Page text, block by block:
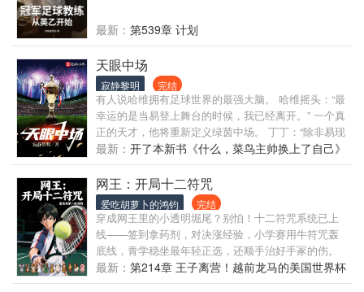
赛中扑出五颗点球的？ 陆阳：这就要从我抽中圣托尔
多的时刻卡说起了…… 陆阳：好了，你问了我这么
多，现在该我问你了。你有没有觉得，巴伊扎米那小
子长得很像忍者神龟和魔人布欧？ 巴伊扎米：陆哥，
你这是在骂我长得丑？ 陆阳：别瞎说，这是我们那里
对年轻前锋最大的褒奖！ 【书友群关心来聊：
725497461】
最新： 第539章 计划
天眼中场
寂静黎明 完结
有人说哈维拥有足球世界的最强大脑。 哈维摇头：“最
幸运的是当易登上舞台的时候，我已经离开。” 一个真
正的天才，他将重新定义绿茵中场。 丁丁：“除非易现
在挂靴，否则我没有资格和他竞争世界第一中场。” 梅
西：“易是现役最强的中场球员，毫无疑问，球场上任
何空间都逃不过他的眼睛。” C罗：“和易一起踢球，你
需要做的只是往球门方向不停奔跑。” 齐达内：“易是
我见过最优秀的中场大师，即便在我的时代。” 巴托梅
乌：“必须承认，错过易是我们最大的失误，否则我们
本该开创比哈维更伟大的中场时代。” 易哲：让我来告
诉你们什么是最强中场—— 开天眼，我为王！视野之
内，皆为领域！射程之内，使命必达！
最新： 开了本新书《什么，菜鸟主帅换上了自己》
网王：开局十二符咒
爱吃胡萝卜的鸿钧 完结
穿成网王里的小透明堀尾？别怕！十二符咒系统已上
线——签到拿药剂，对决涨经验，小学赛用牛符咒轰
底线，青学稳坐最年轻正选，还顺手治好手冢的伤。
从U17打到世界赛，最后能不能凭圣主之力干翻南次
郎，登顶网球之神？
最新： 第214章 王子离营！越前龙马的美国世界杯
之路